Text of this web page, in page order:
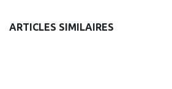
ARTICLES SIMILAIRES